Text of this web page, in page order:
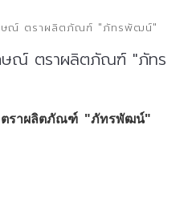
ษณ์ ตราผลิตภัณฑ์ "ภัทรพัฒน์"
ษณ์ ตราผลิตภัณฑ์ "ภัทร
ตราผลิตภัณฑ์ "ภัทรพัฒน์"